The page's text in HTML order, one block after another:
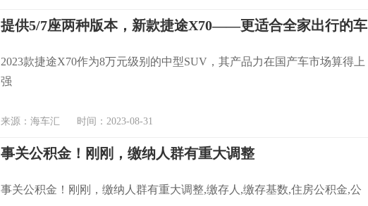
提供5/7座两种版本，新款捷途X70——更适合全家出行的车
2023款捷途X70作为8万元级别的中型SUV，其产品力在国产车市场算得上
强
来源：海车汇 时间：2023-08-31
事关公积金！刚刚，缴纳人群有重大调整
事关公积金！刚刚，缴纳人群有重大调整,缴存人,缴存基数,住房公积金,公